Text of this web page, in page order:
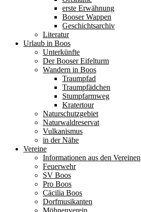
erste Erwähnung
Booser Wappen
Geschichtsarchiv
Literatur
Urlaub in Boos
Unterkünfte
Der Booser Eifelturm
Wandern in Boos
Traumpfad
Traumpfädchen
Stumpfarmweg
Kratertour
Naturschutzgebiet
Naturwaldreservat
Vulkanismus
in der Nähe
Vereine
Informationen aus den Vereinen
Feuerwehr
SV Boos
Pro Boos
Cäcilia Boos
Dorfmusikanten